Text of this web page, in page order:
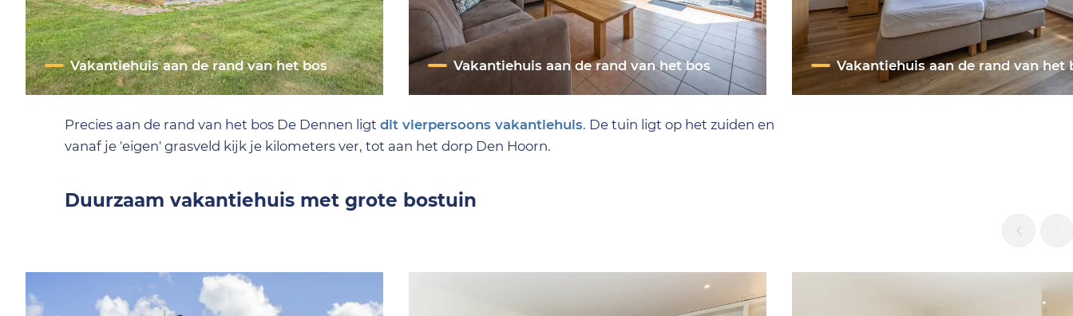
Vakantiehuis aan de rand van het bos Vakantiehuis aan de rand van het bos Vakantiehuis aan de rand van het
Precies aan de rand van het bos De Dennen ligtdit vierpersoons vakantiehuis. De tuin ligt op het zuiden en
vanaf je 'eigen' grasveld kijk je kilometers ver, tot aan het dorp Den Hoorn.
Duurzaam vakantiehuis met grote bostuin